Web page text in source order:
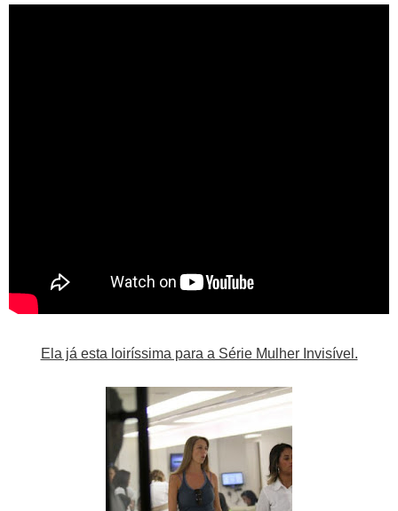
Ela já esta loiríssima para a Série Mulher Invisível.